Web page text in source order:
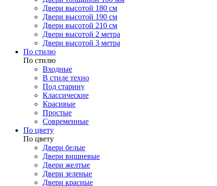
Двери высотой 180 см
Двери высотой 190 см
Двери высотой 210 см
Двери высотой 2 метра
Двери высотой 3 метра
По стилю
По стилю
Входные
В стиле техно
Под старину
Классические
Красивые
Простые
Современные
По цвету
По цвету
Двери белые
Двери вишневые
Двери желтые
Двери зеленые
Двери красные